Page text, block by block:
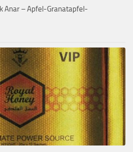
Anar – Apfel-Granatapfel-